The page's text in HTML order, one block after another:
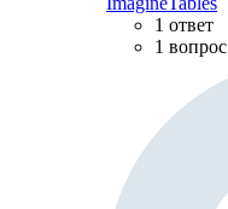
1 ответ
1 вопрос